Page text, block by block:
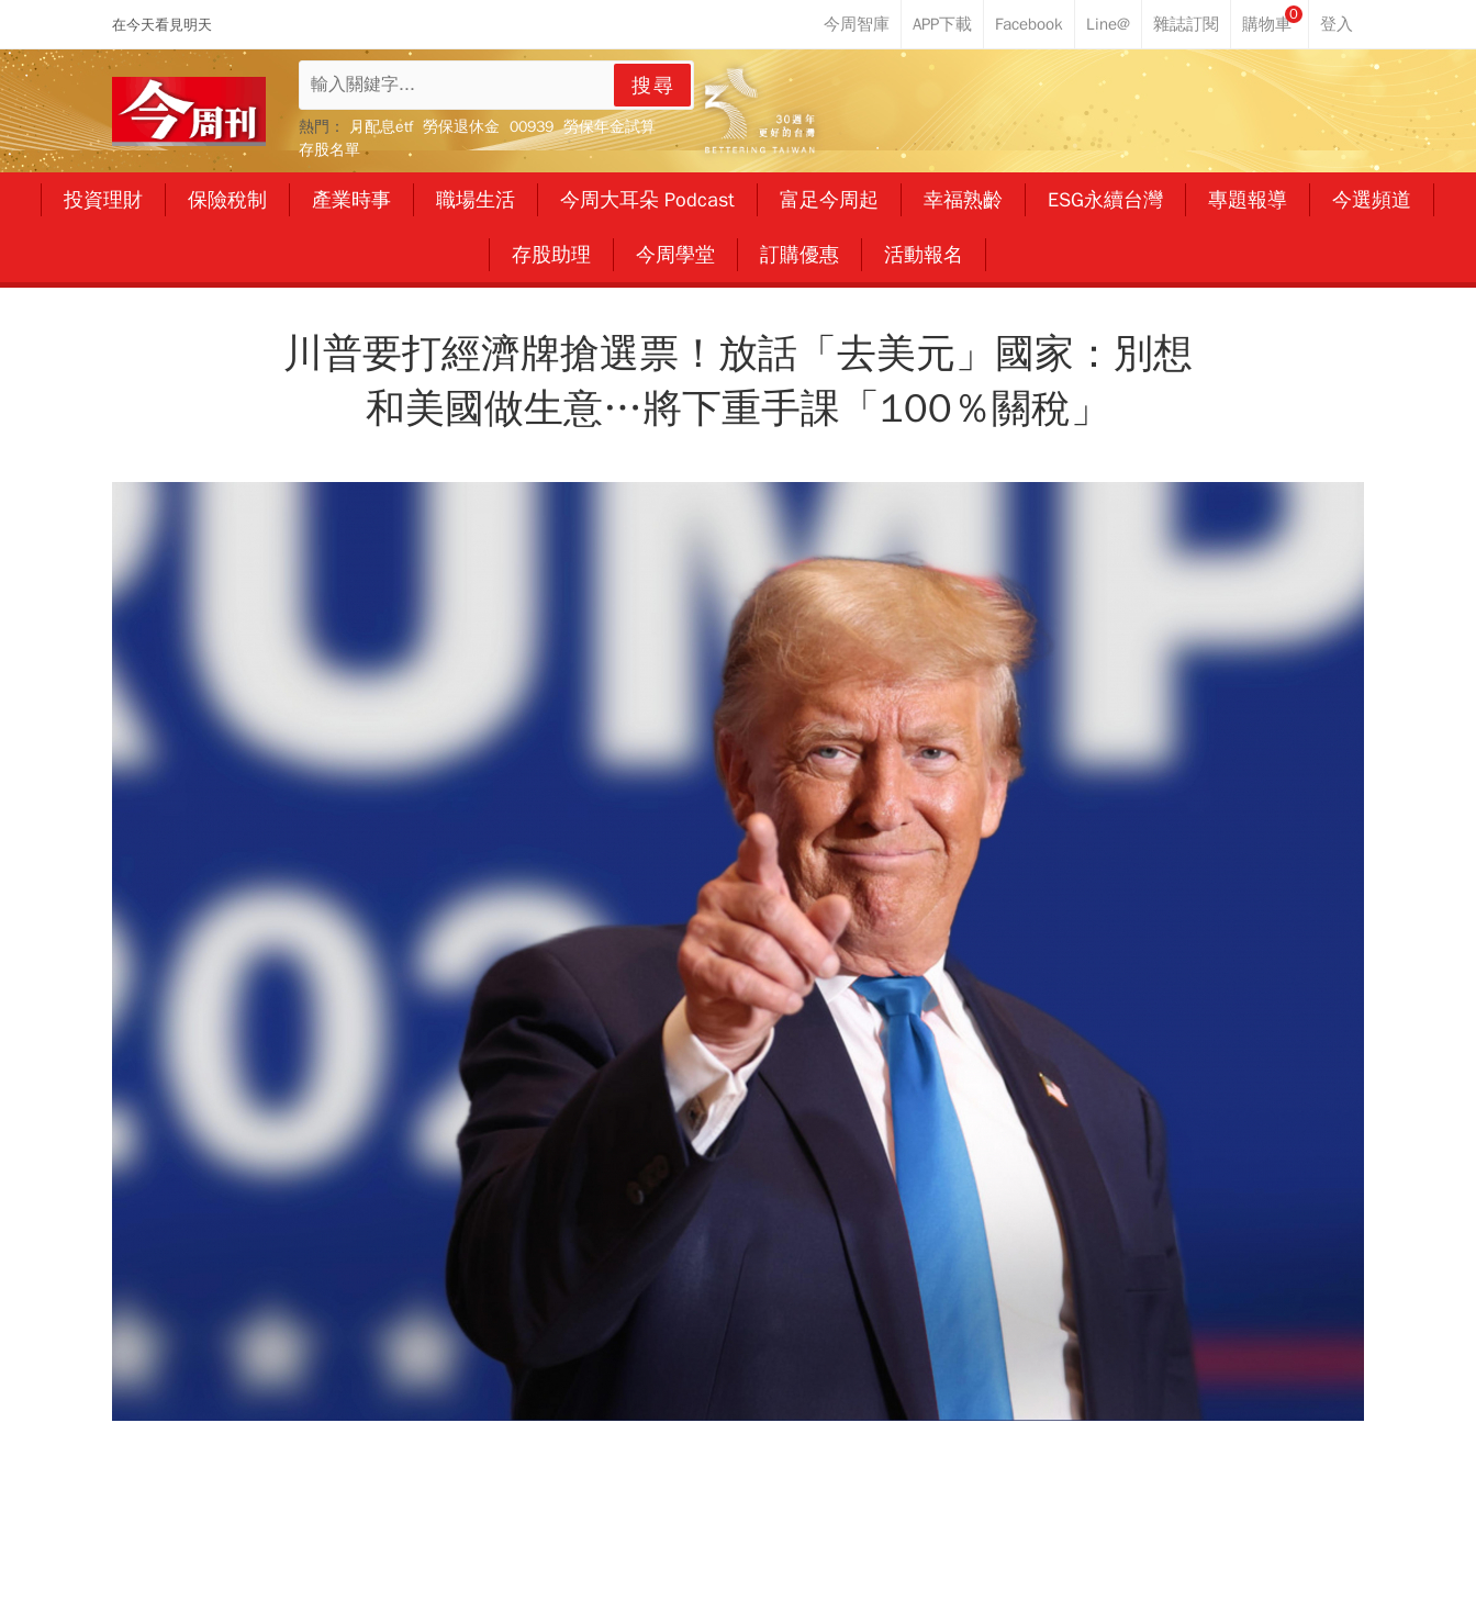
在今天看見明天
0
搜尋
熱門： 月配息etf 勞保退休金 00939 勞保年金試算
存股名單
投資理財 保險稅制 產業時事 職場生活 今周大耳朵 Podcast 富足今周起 幸福熟齡 ESG永續台灣 專題報導 今選頻道
存股助理 今周學堂 訂購優惠 活動報名
川普要打經濟牌搶選票！放話「去美元」國家：別想
和美國做生意…將下重手課「100％關稅」